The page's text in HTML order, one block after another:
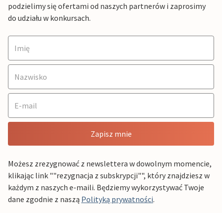
podzielimy się ofertami od naszych partnerów i zaprosimy
do udziału w konkursach.
Zapisz mnie
Możesz zrezygnować z newslettera w dowolnym momencie,
klikając link ""rezygnacja z subskrypcji"", który znajdziesz w
każdym z naszych e-maili. Będziemy wykorzystywać Twoje
dane zgodnie z naszą Polityką prywatności.